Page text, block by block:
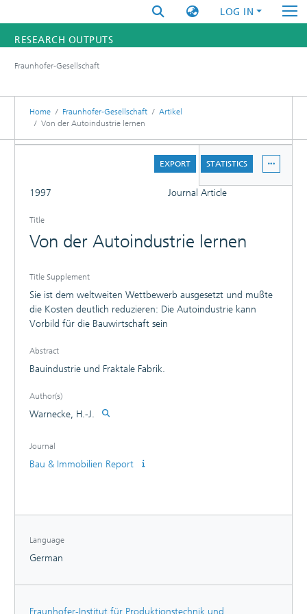
LOG IN
RESEARCH OUTPUTS
RESEARCHERS
INSTITUTES
Fraunhofer-Gesellschaft
Home Fraunhofer-Gesellschaft
Artikel
Von der Autoindustrie lernen
EXPORT STATISTICS
1997 Journal Article
Title
Von der Autoindustrie lernen
Title Supplement
Sie ist dem weltweiten Wettbewerb ausgesetzt und mußte
die Kosten deutlich reduzieren: Die Autoindustrie kann
Vorbild für die Bauwirtschaft sein
Abstract
Bauindustrie und Fraktale Fabrik.
Author(s)
Warnecke, H.-J.
Journal
Bau & Immobilien Report
Language
German
Fraunhofer-Institut für Produktionstechnik und